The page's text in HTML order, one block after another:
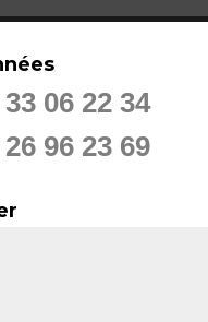
06 22 34
96 23 69